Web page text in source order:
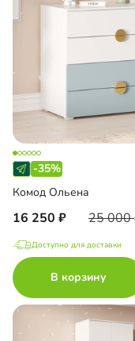
-35%
Комод Ольена
16 250 25 000
Доступно для доставки
В корзину